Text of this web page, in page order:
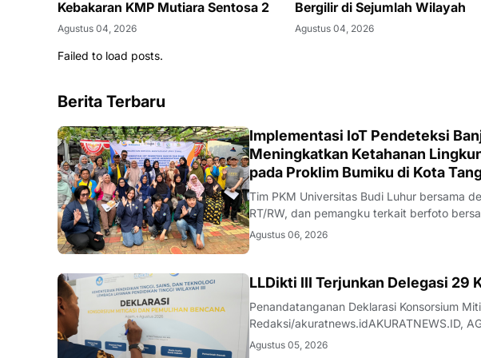
Kebakaran KMP Mutiara Sentosa 2
Agustus 04, 2026
Bergilir di Sejumlah Wilayah
Agustus 04, 2026
Failed to load posts.
Berita Terbaru
DIKBUDRISTEK
Implementasi IoT Pendeteksi
Meningkatkan Ketahanan
pada Proklim Bumiku di Kota
Tim PKM Universitas Budi Luhur bersama
RT/RW, dan pemangku terkait berfoto
Redaksi/akuratnews.idAKURATNEWS.ID,
Agustus 06, 2026
DIKBUDRISTEK LLDikti III Terjunkan Delegasi 29
Penandatanganan Deklarasi Konsorsium
Redaksi/akuratnews.idAKURATNEWS.ID,
(LLDikti) Wilayah III bersama LLDikti
Agustus 05, 2026